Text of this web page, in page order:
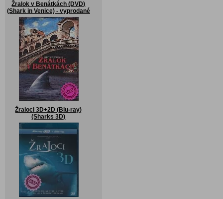
Žralok v Benátkách (DVD)
(Shark in Venice) - vyprodané
Žraloci 3D+2D (Blu-ray)
(Sharks 3D)